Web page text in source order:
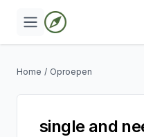
Home / Oproepen
single and